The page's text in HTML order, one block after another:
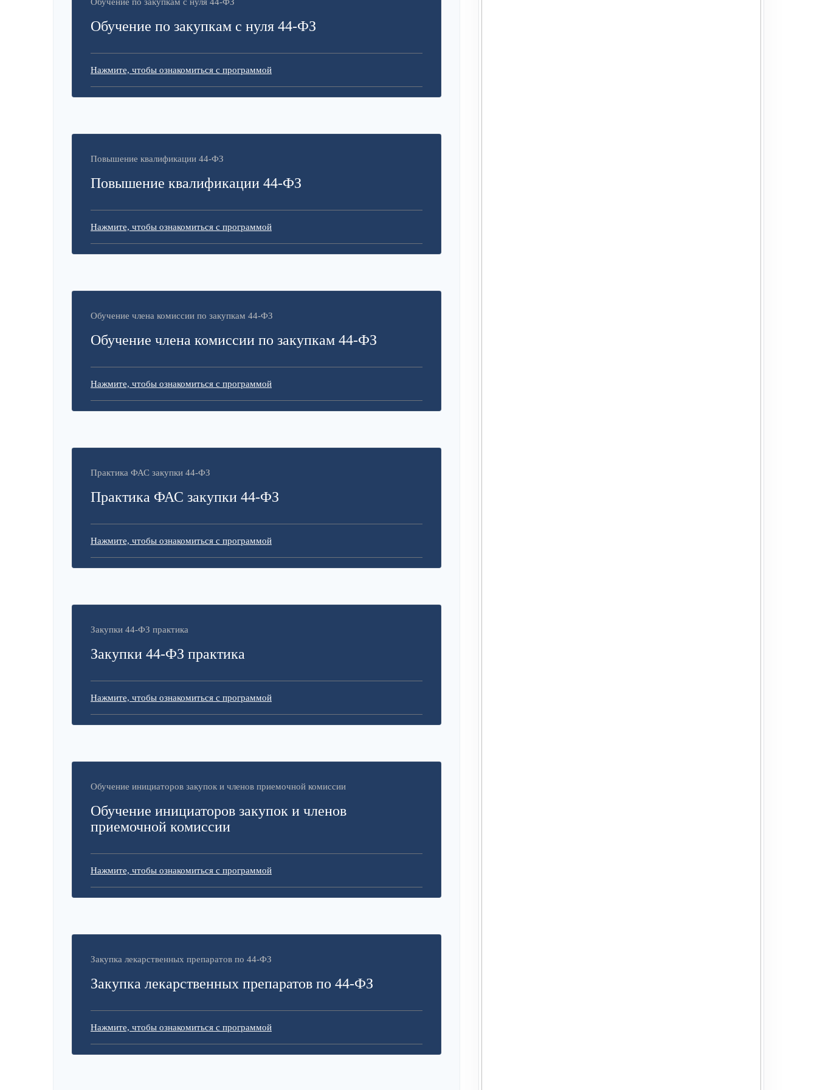
Обучение по закупкам с нуля 44-ФЗ
Нажмите, чтобы ознакомиться с программой
Повышение квалификации 44-ФЗ
Повышение квалификации 44-ФЗ
Нажмите, чтобы ознакомиться с программой
Обучение члена комиссии по закупкам 44-ФЗ
Обучение члена комиссии по закупкам 44-ФЗ
Нажмите, чтобы ознакомиться с программой
Практика ФАС закупки 44-ФЗ
Практика ФАС закупки 44-ФЗ
Нажмите, чтобы ознакомиться с программой
Закупки 44-ФЗ практика
Закупки 44-ФЗ практика
Нажмите, чтобы ознакомиться с программой
Обучение инициаторов закупок и членов приемочной комиссии
Обучение инициаторов закупок и членов
приемочной комиссии
Нажмите, чтобы ознакомиться с программой
Закупка лекарственных препаратов по 44-ФЗ
Закупка лекарственных препаратов по 44-ФЗ
Нажмите, чтобы ознакомиться с программой